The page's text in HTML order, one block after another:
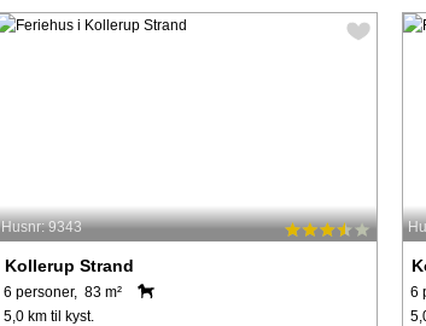
Husnr: 9343
Kollerup Strand
6 personer, 83 m²
5,0 km til kyst.
6